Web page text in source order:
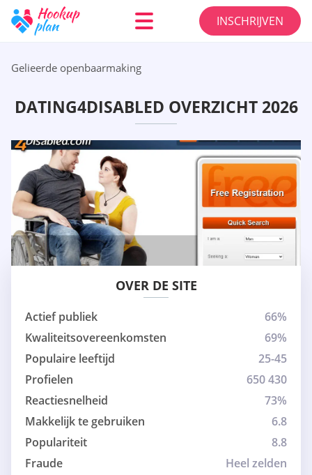
INSCHRIJVEN
Gelieerde openbaarmaking
DATING4DISABLED OVERZICHT 2026
OVER DE SITE
Actief publiek
66%
Kwaliteitsovereenkomsten
69%
Populaire leeftijd
25-45
Profielen
650 430
Reactiesnelheid
73%
Makkelijk te gebruiken
6.8
Populariteit
8.8
Fraude
Heel zelden